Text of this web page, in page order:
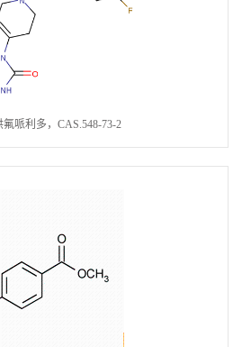
氟哌利多，CAS.548-73-2